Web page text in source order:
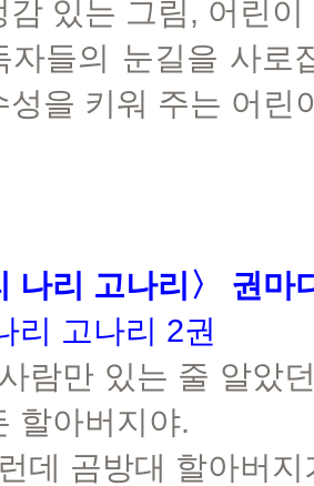
감 있는 그림, 어린
자들의 눈길을 사로
성을 키워 주는 어린
나리 고나리〉 권마
리 고나리 2권
람만 있는 줄 알았
할아버지야.
데 곰방대 할아버